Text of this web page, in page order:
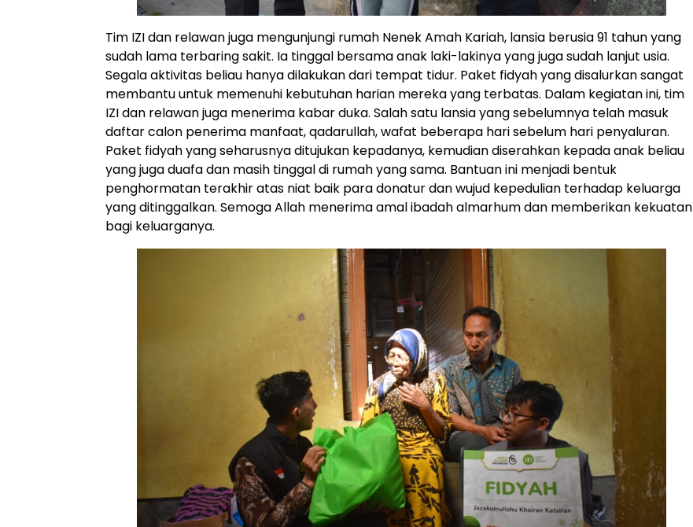
Tim IZI dan relawan juga mengunjungi rumah Nenek Amah Kariah, lansia berusia 91 tahun yang
sudah lama terbaring sakit. Ia tinggal bersama anak laki-lakinya yang juga sudah lanjut usia.
Segala aktivitas beliau hanya dilakukan dari tempat tidur. Paket fidyah yang disalurkan sangat
membantu untuk memenuhi kebutuhan harian mereka yang terbatas. Dalam kegiatan ini, tim
IZI dan relawan juga menerima kabar duka. Salah satu lansia yang sebelumnya telah masuk
daftar calon penerima manfaat, qadarullah, wafat beberapa hari sebelum hari penyaluran.
Paket fidyah yang seharusnya ditujukan kepadanya, kemudian diserahkan kepada anak beliau
yang juga duafa dan masih tinggal di rumah yang sama. Bantuan ini menjadi bentuk
penghormatan terakhir atas niat baik para donatur dan wujud kepedulian terhadap keluarga
yang ditinggalkan. Semoga Allah menerima amal ibadah almarhum dan memberikan kekuatan
bagi keluarganya.